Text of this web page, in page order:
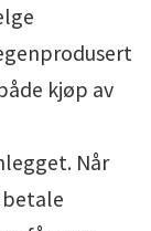
kjøp av
Når